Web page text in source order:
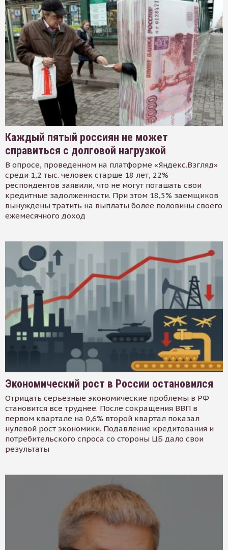
Каждый пятый россиян не может
справиться с долговой нагрузкой
В опросе, проведенном на платформе «Яндекс.Взгляд»
среди 1,2 тыс. человек старше 18 лет, 22%
респондентов заявили, что не могут погашать свои
кредитные задолженности. При этом 18,5% заемщиков
вынуждены тратить на выплаты более половины своего
ежемесячного доход
Экономический рост в России остановился
Отрицать серьезные экономические проблемы в РФ
становится все труднее. После сокращения ВВП в
первом квартале на 0,6% второй квартал показал
нулевой рост экономики. Подавление кредитования и
потребительского спроса со стороны ЦБ дало свои
результаты